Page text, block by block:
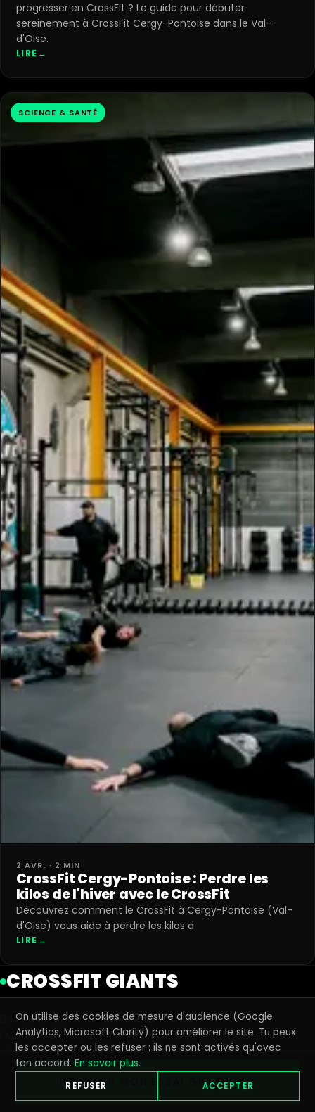
progresser en CrossFit ? Le guide pour débuter
sereinement à CrossFit Cergy-Pontoise dans le Val-
d'Oise.
LIRE →
SCIENCE & SANTÉ
2 AVR. · 2 MIN
CrossFit Cergy-Pontoise : Perdre les
kilos de l'hiver avec le CrossFit
Découvrez comment le CrossFit à Cergy-Pontoise (Val-
d'Oise) vous aide à perdre les kilos d
LIRE →
CROSSFIT GIANTS
Box de CrossFit de 1300 m² à Saint-Ouen-
l'Aumône, au cœur de Cergy-Pontoise. Coachs
diplômés, tous niveaux, ouvert 7j/7.
CROSSFITGIANTS
RÉSERVER MON ESSAI GRATUIT →
On utilise des cookies de mesure d'audience (Google
Analytics, Microsoft Clarity) pour améliorer le site. Tu peux
les accepter ou les refuser : ils ne sont activés qu'avec
ton accord.En savoir plus.
REFUSER ACCEPTER